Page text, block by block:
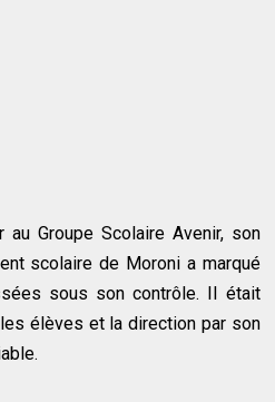
au Groupe Scolaire Avenir, son
scolaire de Moroni a marqué
sous son contrôle. Il était
élèves et la direction par son